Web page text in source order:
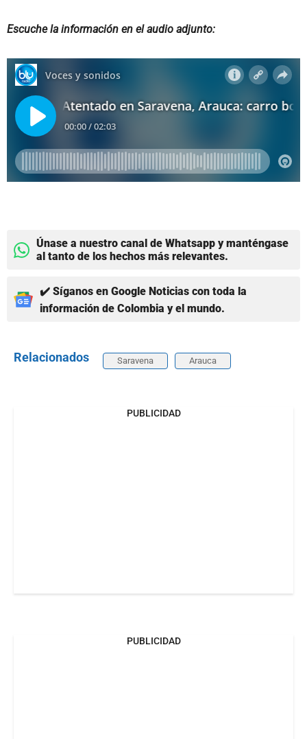
Escuche la información en el audio adjunto:
Únase a nuestro canal de Whatsapp y manténgase
al tanto de los hechos más relevantes.
✔️ Síganos en Google Noticias con toda la
información de Colombia y el mundo.
Relacionados Saravena Arauca
PUBLICIDAD
PUBLICIDAD